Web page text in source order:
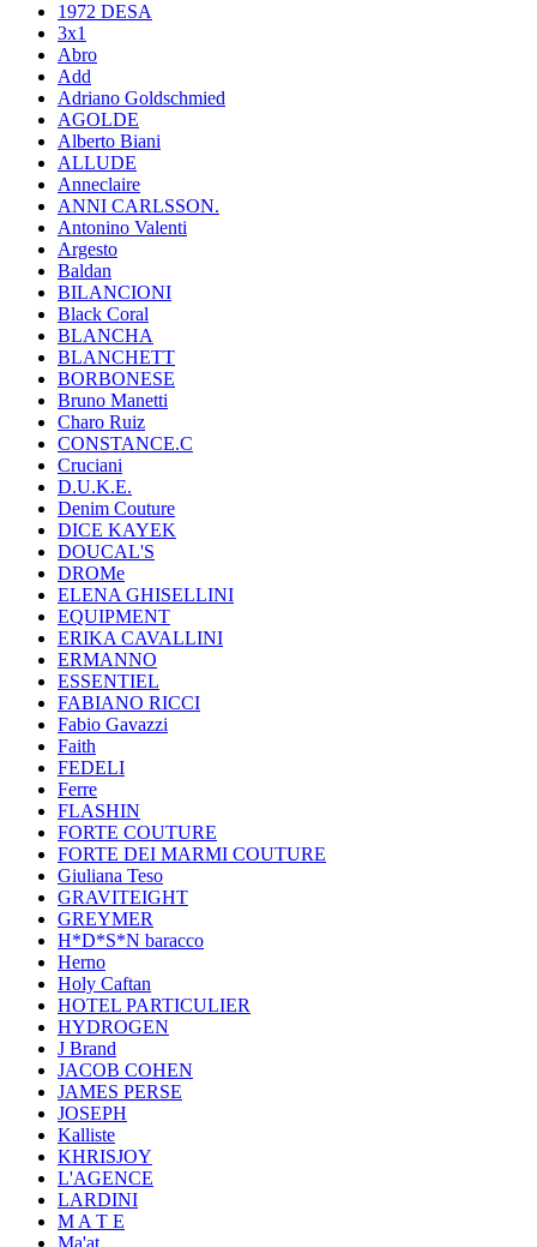
1972 DESA
3x1
Abro
Add
Adriano Goldschmied
AGOLDE
Alberto Biani
ALLUDE
Anneclaire
ANNI CARLSSON.
Antonino Valenti
Argesto
Baldan
BILANCIONI
Black Coral
BLANCHA
BLANCHETT
BORBONESE
Bruno Manetti
Charo Ruiz
CONSTANCE.C
Cruciani
D.U.K.E.
Denim Couture
DICE KAYEK
DOUCAL'S
DROMe
ELENA GHISELLINI
EQUIPMENT
ERIKA CAVALLINI
ERMANNO
ESSENTIEL
FABIANO RICCI
Fabio Gavazzi
Faith
FEDELI
Ferre
FLASHIN
FORTE COUTURE
FORTE DEI MARMI COUTURE
Giuliana Teso
GRAVITEIGHT
GREYMER
H*D*S*N baracco
Herno
Holy Caftan
HOTEL PARTICULIER
HYDROGEN
J Brand
JACOB COHEN
JAMES PERSE
JOSEPH
Kalliste
KHRISJOY
L'AGENCE
LARDINI
M A T E
Ma'at